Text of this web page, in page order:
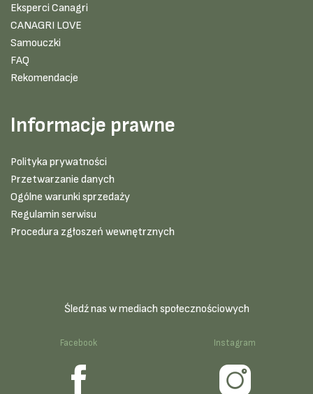
Eksperci Canagri
CANAGRI LOVE
Samouczki
FAQ
Rekomendacje
Informacje prawne
Polityka prywatności
Przetwarzanie danych
Ogólne warunki sprzedaży
Regulamin serwisu
Procedura zgłoszeń wewnętrznych
Śledź nas w mediach społecznościowych
Facebook Instagram